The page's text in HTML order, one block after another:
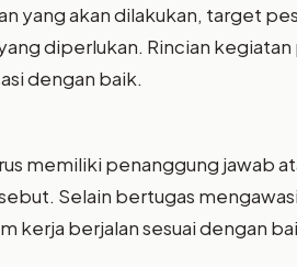
yang akan dilakukan, target
diperlukan. Rincian
dengan baik.
memiliki penanggung jawab
Selain bertugas
kerja berjalan sesuai dengan